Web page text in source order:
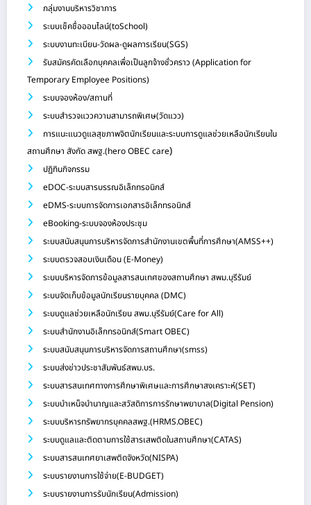
กลุ่มงานบริหารวิชาการ
ระบบเช็คชื่อออนไลน์(toSchool)
ระบบงานทะเบียน-วัดผล-ดูผลการเรียน(SGS)
รับสมัครคัดเลือกบุคคลเพื่อเป็นลูกจ้างชั่วคราว (Application for
Temporary Employee Positions)
ระบบจองห้อง/สถานที่
ระบบสำรวจแววความสามารถพิเศษ(วัดแวว)
การแนะแนวดูแลสุขภาพจิตนักเรียนและระบบการดูแลช่วยเหลือนักเรียนใน
สถานศึกษา สังกัด สพฐ.(hero OBEC care)
ปฏิทินกิจกรรม
eDOC-ระบบสารบรรณอิเล็กทรอนิกส์
eDMS-ระบบการจัดการเอกสารอิเล็กทรอนิกส์
eBooking-ระบบจองห้องประชุม
ระบบสนับสนุนการบริหารจัดการสำนักงานเขตพื้นที่การศึกษา(AMSS++)
ระบบตรวจสอบเงินเดือน (E-Money)
ระบบบริหารจัดการข้อมูลสารสนเทศของสถานศึกษา สพม.บุรีรัมย์
ระบบจัดเก็บข้อมูลนักเรียนรายบุคคล (DMC)
ระบบดูแลช่วยเหลือนักเรียน สพม.บุรีรัมย์(Care for All)
ระบบสำนักงานอิเล็กทรอนิกส์(Smart OBEC)
ระบบสนับสนุนการบริหารจัดการสถานศึกษา(smss)
ระบบส่งข่าวประชาสัมพันธ์สพม.บร.
ระบบสารสนเทศทางการศึกษาพิเศษและการศึกษาสงเคราะห์(SET)
ระบบบำเหน็จบำนาญและสวัสดิการการรักษาพยาบาล(Digital Pension)
ระบบบริหารทรัพยากรบุคคลสพฐ.(HRMS.OBEC)
ระบบดูแลและติดตามการใช้สารเสพติดในสถานศึกษา(CATAS)
ระบบสารสนเทศยาเสพติดจังหวัด(NISPA)
ระบบรายงานการใช้จ่าย(E-BUDGET)
ระบบรายงานการรับนักเรียน(Admission)